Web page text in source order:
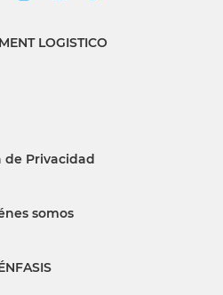
LOGISTICO
de Privacidad
somos